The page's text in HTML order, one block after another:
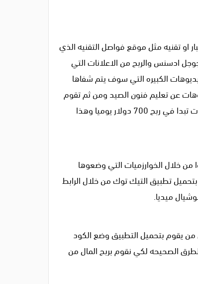
تقنيه مثل موقع فواصل التقنيه الذي
ادسنس والربح من الاعلانات التي
الكبيره التي سوف يتم شفاها
عن تعليم فنون الصيد ومن ثم تقوم
ايضا بالتقديم على جوجل ادسنس اضافه الاعلانات الى فيديوهات اقوى من ثم تبدا بربح المال و عندما تتخطى ملايين المشاهدات تبدا في ربح 700 دولار يوميا وهذا
من خلال الخوارزميات التي وضعوها
تطبيق التيك توك من خلال الرابط
يقوم بتحميل التطبيق وضع الكود
الصحيحه لكي نقوم بربح المال من